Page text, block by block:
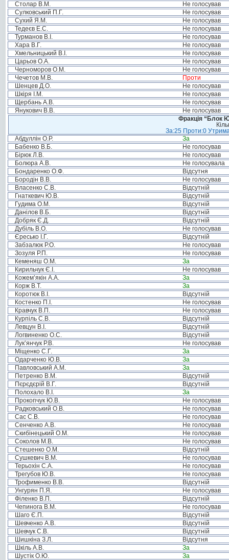
Столар В.М.
Не голосував
Сулковський П.Г.
Не голосував
Сухий Я.М.
Не голосував
Тедеєв Е.С.
Не голосував
Турманов В.І.
Не голосував
Хара В.Г.
Не голосував
Хмельницький В.І.
Не голосував
Царьов О.А.
Не голосував
Черноморов О.М.
Не голосував
Чечетов М.В.
Проти
Шенцев Д.О.
Не голосував
Шкіря І.М.
Не голосував
Щербань А.В.
Не голосував
Янукович В.В.
Не голосував
Фракція “Блок
За:25 Проти:0
Абдуллін О.Р.
За
Бабенко В.Б.
Не голосував
Бірюк Л.В.
Не голосував
Болюра А.В.
Не голосувала
Бондаренко О.Ф.
Відсутня
Бородін В.В.
Не голосував
Власенко С.В.
Відсутній
Гнаткевич Ю.В.
Відсутній
Гудима О.М.
Відсутній
Данілов В.Б.
Відсутній
Добряк Є.Д.
Відсутній
Дубіль В.О.
Не голосував
Єресько І.Г.
Відсутній
Забзалюк Р.О.
Не голосував
Зозуля Р.П.
Не голосував
Кеменяш О.М.
За
Кирильчук Є.І.
Не голосував
Кожем’якін А.А.
За
Корж В.Т.
За
Коротюк В.І.
Відсутній
Костенко П.І.
Не голосував
Кравчук В.П.
Не голосував
Курпіль С.В.
Відсутній
Левцун В.І.
Відсутній
Логвиненко О.С.
Відсутній
Лук’янчук Р.В.
Не голосував
Міщенко С.Г.
За
Одарченко Ю.В.
За
Павловський А.М.
За
Петренко В.М.
Відсутній
Пєрєдєрій В.Г.
Відсутній
Полохало В.І.
За
Прокопчук Ю.В.
Не голосував
Радковський О.В.
Не голосував
Сас С.В.
Не голосував
Сенченко А.В.
Не голосував
Скибінецький О.М.
Не голосував
Соколов М.В.
Не голосував
Стешенко О.М.
Відсутній
Сушкевич В.М.
Не голосував
Терьохін С.А.
Не голосував
Трегубов Ю.В.
Не голосував
Трофименко В.В.
Відсутній
Унгурян П.Я.
Не голосував
Філенко В.П.
Відсутній
Чепинога В.М.
Не голосував
Шаго Є.П.
Відсутній
Шевченко А.В.
Відсутній
Шевчук С.В.
Відсутній
Шишкіна З.Л.
Відсутня
Шкіль А.В.
За
Шустік О.Ю.
За